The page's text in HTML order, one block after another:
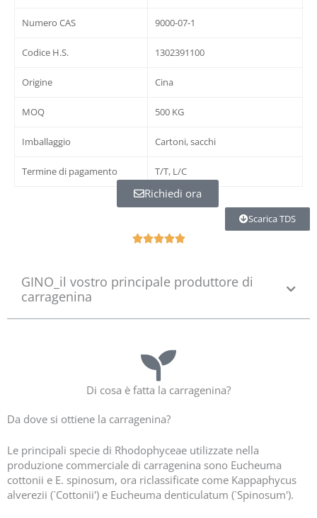
Numero CAS 9000-07-1
Codice H.S. 1302391100
Origine Cina
MOQ 500 KG
Imballaggio Cartoni, sacchi
Termine di pagamento T/T, L/C
Richiedi ora
Scarica TDS
5
ü
e
e
l
GINO_il vostro principale produttore di
carragenina
Di cosa è fatta la carragenina?
Da dove si ottiene la carragenina?
Le principali specie di Rhodophyceae utilizzate nella
produzione commerciale di carragenina sono Eucheuma
cottonii e E. spinosum, ora riclassificate come Kappaphycus
alverezii (`Cottonii') e Eucheuma denticulatum (`Spinosum').